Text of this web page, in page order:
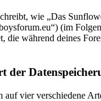
wie „Das
(im
die während deines
der
auf vier verschiedene